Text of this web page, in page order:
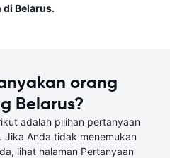
di Belarus.
orang
Belarus?
adalah pilihan pertanyaan
Jika Anda tidak menemukan
lihat halaman Pertanyaan